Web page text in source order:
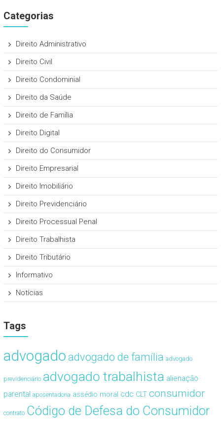
Categorias
Direito Administrativo
Direito Civil
Direito Condominial
Direito da Saúde
Direito de Família
Direito Digital
Direito do Consumidor
Direito Empresarial
Direito Imobiliário
Direito Previdenciário
Direito Processual Penal
Direito Trabalhista
Direito Tributário
Informativo
Notícias
Tags
advogado advogado de família advogado
previdenciário advogado trabalhista alienação
parental aposentadoria assédio moral cdc CLT consumidor
contrato Código de Defesa do Consumidor